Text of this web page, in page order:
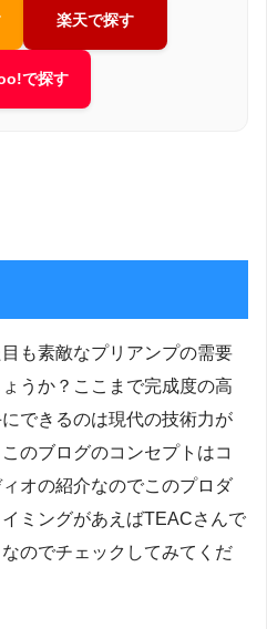
楽天で探す
で探す
も素敵なプリアンプの需要
うか？ここまで完成度の高
できるのは現代の技術力が
のブログのコンセプトはコ
オの紹介なのでこのプロダ
ミングがあえばTEACさんで
のでチェックしてみてくだ